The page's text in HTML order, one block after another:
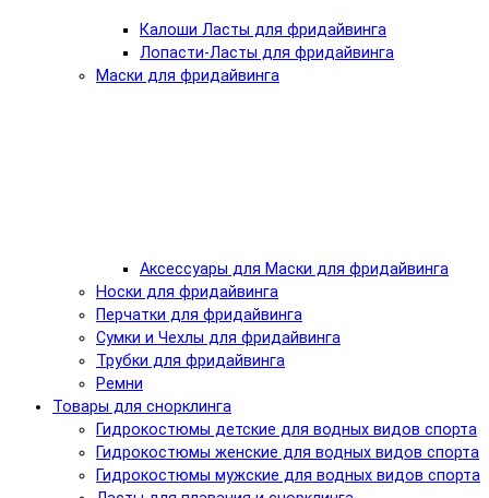
Калоши Ласты для фридайвинга
Лопасти-Ласты для фридайвинга
Маски для фридайвинга
Аксессуары для Маски для фридайвинга
Носки для фридайвинга
Перчатки для фридайвинга
Сумки и Чехлы для фридайвинга
Трубки для фридайвинга
Ремни
Товары для снорклинга
Гидрокостюмы детские для водных видов спорта
Гидрокостюмы женские для водных видов спорта
Гидрокостюмы мужские для водных видов спорта